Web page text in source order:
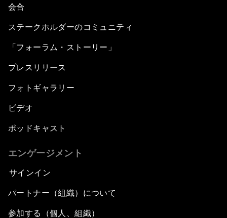
会合
ステークホルダーのコミュニティ
「フォーラム・ストーリー」
プレスリリース
フォトギャラリー
ビデオ
ポッドキャスト
エンゲージメント
サインイン
パートナー（組織）について
参加する（個人、組織）